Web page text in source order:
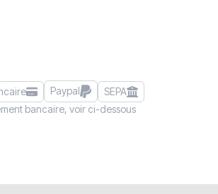
Paypal
SEPA
bancaire, voir ci-dessous